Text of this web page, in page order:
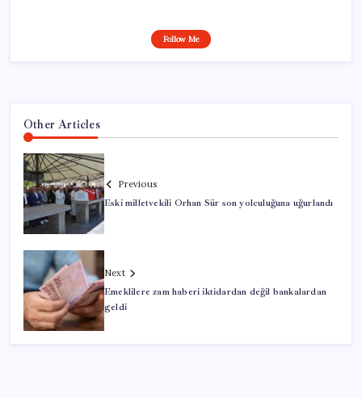
Follow Me
Other Articles
Previous
Eski milletvekili Orhan Sür son yolculuğuna uğurlandı
Next
Emeklilere zam haberi iktidardan değil bankalardan
geldi